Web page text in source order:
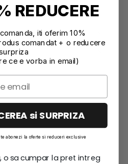
REDUCERE
iti oferim 10%
comandat + o reducere
ce e vorba in email)
si SURPRIZA
abonezi la oferte si reduceri exclusive
o sa cumpar la pret intreg